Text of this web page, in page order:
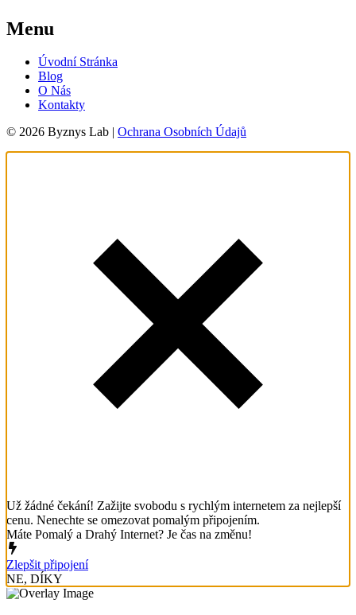
Menu
Úvodní Stránka
Blog
O Nás
Kontakty
© 2026 Byznys Lab | Ochrana Osobních Údajů
Už žádné čekání! Zažijte svobodu s rychlým internetem za nejlepší
cenu. Nenechte se omezovat pomalým připojením.
Máte Pomalý a Drahý Internet? Je čas na změnu!
Zlepšit připojení
NE, DÍKY